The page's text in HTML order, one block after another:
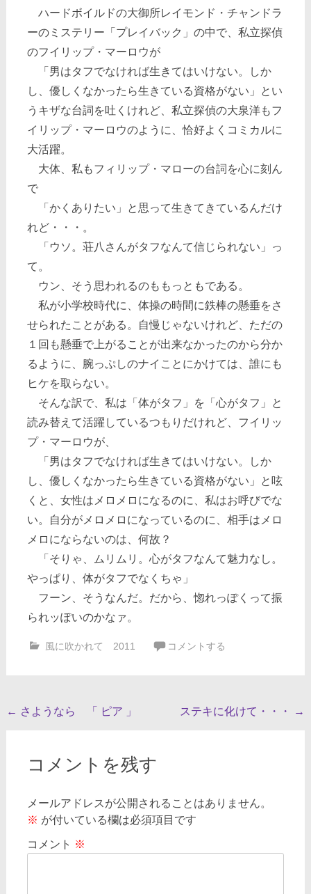
ハードボイルドの大御所レイモンド・チャンドラ
ーのミステリー「プレイバック」の中で、私立探偵
のフイリップ・マーロウが
「男はタフでなければ生きてはいけない。しか
し、優しくなかったら生きている資格がない」とい
うキザな台詞を吐くけれど、私立探偵の大泉洋もフ
イリップ・マーロウのように、恰好よくコミカルに
大活躍。
大体、私もフィリップ・マローの台詞を心に刻ん
で
「かくありたい」と思って生きてきているんだけ
れど・・・。
「ウソ。荘八さんがタフなんて信じられない」っ
て。
ウン、そう思われるのももっともである。
私が小学校時代に、体操の時間に鉄棒の懸垂をさ
せられたことがある。自慢じゃないけれど、ただの
１回も懸垂で上がることが出来なかったのから分か
るように、腕っぷしのナイことにかけては、誰にも
ヒケを取らない。
そんな訳で、私は「体がタフ」を「心がタフ」と
読み替えて活躍しているつもりだけれど、フイリッ
プ・マーロウが、
「男はタフでなければ生きてはいけない。しか
し、優しくなかったら生きている資格がない」と呟
くと、女性はメロメロになるのに、私はお呼びでな
い。自分がメロメロになっているのに、相手はメロ
メロにならないのは、何故？
「そりゃ、ムリムリ。心がタフなんて魅力なし。
やっぱり、体がタフでなくちゃ」
フーン、そうなんだ。だから、惚れっぽくって振
られッぽいのかなァ。
風に吹かれて 2011 コメントする
投
← さようなら 「 ピア 」 ステキに化けて・・・ →
コメントを残す
メールアドレスが公開されることはありません。
※ が付いている欄は必須項目です
コメント ※